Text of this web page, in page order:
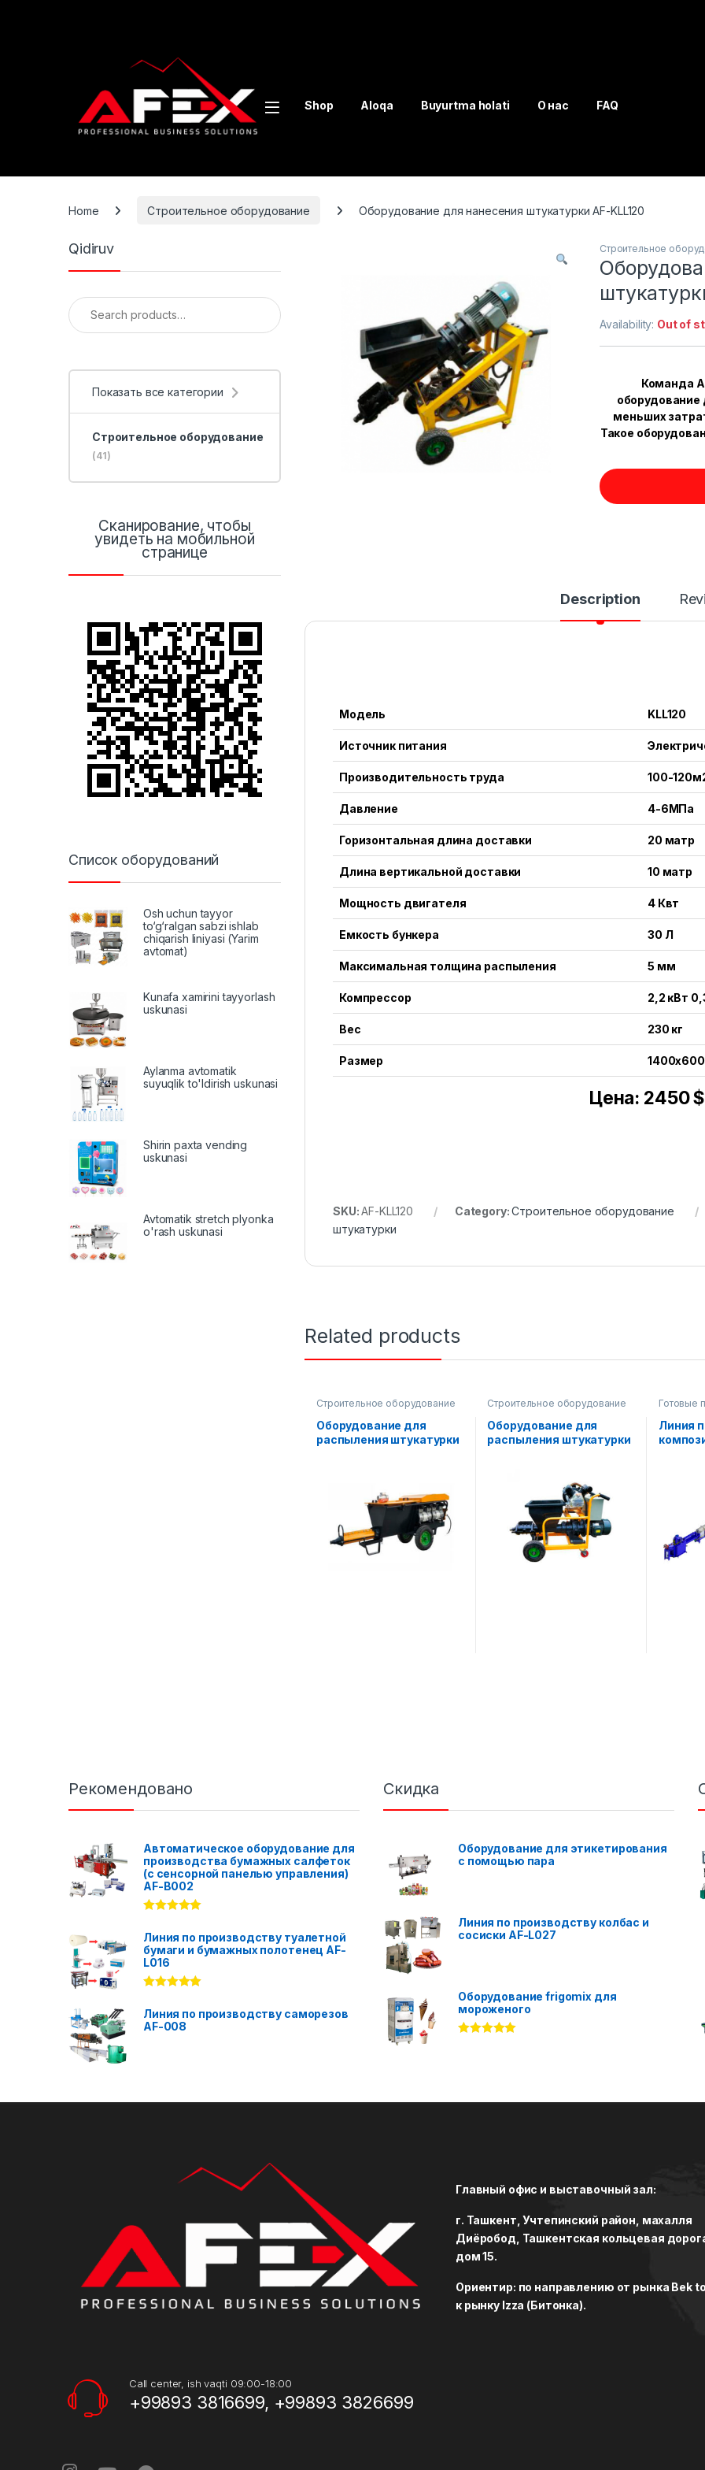
Shop Aloqa Buyurtma holati О нас FAQ
Home Строительное оборудование Оборудование для нанесения штукатурки AF-KLL120
Строительное
Availability: Out of
Команда
меньших
Такое
Description
Модель KLL120
Источник питания
Производительность труда 100-
Давление 4-6MПa
Горизонтальная длина доставки 20 матр
Длина вертикальной доставки 10 матр
Мощность двигателя 4 Квт
Емкость бункера 30 Л
Максимальная толщина распыления 5 мм
Компрессор 2,2 кВт
Вес 230 кг
Размер
Цена: 2450 $
SKU:AF-KLL120 Category:Строительное оборудование
штукатурки
Related products
Строительное оборудование
Оборудование для
распыления штукатурки
Строительное оборудование
Оборудование для
распыления штукатурки
Готовые
Линия
Qidiruv
Search for:
Показать все категории
Строительное оборудование
(41)
Сканирование, чтобы
увидеть на мобильной
странице
Список оборудований
Osh uchun tayyor
to‘g‘ralgan sabzi ishlab
chiqarish liniyasi (Yarim
avtomat)
Kunafa xamirini tayyorlash
uskunasi
Aylanma avtomatik
suyuqlik to'ldirish uskunasi
Shirin paxta vending
uskunasi
Avtomatik stretch plyonka
o'rash uskunasi
Рекомендовано
Автоматическое оборудование для
производства бумажных салфеток
(с сенсорной панелью управления)
AF-B002
out of 5
Линия по производству туалетной
бумаги и бумажных полотенец AF-
L016
out of 5
Линия по производству саморезов
AF-008
Скидка
Оборудование для этикетирования
с помощью пара
Линия по производству колбас и
сосиски AF-L027
Оборудование frigomix для
мороженого
Call center, ish vaqti 09:00-18:00
+99893 3816699, +99893 3826699
Главный офис и выставочный зал:
г. Ташкент, Учтепинский район, махалля
Диёробод, Ташкентская кольцевая
дом 15.
Ориентир: по направлению от рынка Bek
к рынку Izza (Битонка).